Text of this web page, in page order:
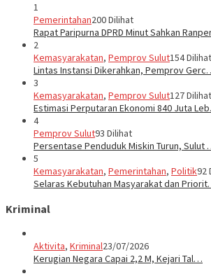
1
Pemerintahan200 Dilihat
Rapat Paripurna DPRD Minut Sahkan
2
Kemasyarakatan, Pemprov Sulut154 Dilihat
Lintas Instansi Dikerahkan, Pemprov
3
Kemasyarakatan, Pemprov Sulut127 Dilihat
Estimasi Perputaran Ekonomi 840 Juta
4
Pemprov Sulut93 Dilihat
Persentase Penduduk Miskin Turun, Sulut
5
Kemasyarakatan, Pemerintahan, Politik92
Selaras Kebutuhan Masyarakat dan
Kriminal
Aktivita, Kriminal23/07/2026
Kerugian Negara Capai 2,2 M, Kejari Tal…